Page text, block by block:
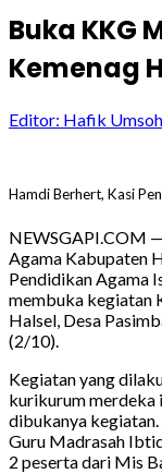
Buka KKG
Kemenag
Editor: Hafik
Hamdi Berhert, Kasi
NEWSGAPI.COM
Agama Kabupaten
Pendidikan Agama
membuka kegiatan
Halsel, Desa
(2/10).
Kegiatan yang
kurikurum merdeka
dibukanya
Guru Madrasah
2 peserta dari Mis